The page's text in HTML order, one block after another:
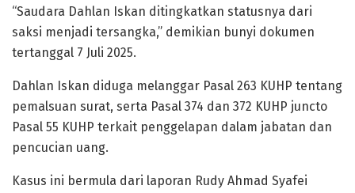
“Saudara Dahlan Iskan ditingkatkan statusnya dari
saksi menjadi tersangka,” demikian bunyi dokumen
tertanggal 7 Juli 2025.
Dahlan Iskan diduga melanggar Pasal 263 KUHP tentang
pemalsuan surat, serta Pasal 374 dan 372 KUHP juncto
Pasal 55 KUHP terkait penggelapan dalam jabatan dan
pencucian uang.
Kasus ini bermula dari laporan Rudy Ahmad Syafei